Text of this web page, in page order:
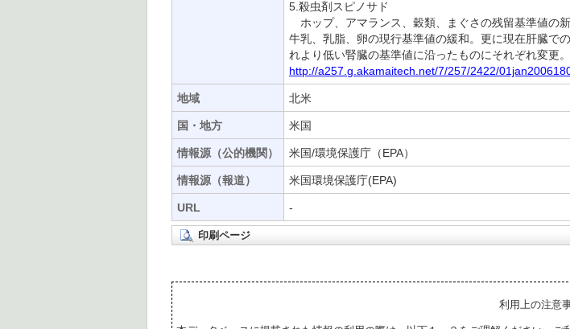
5.殺虫剤スピノサド
ホップ、アマランス、穀類、まぐさの残留基準値の
牛乳、乳脂、卵の現行基準値の緩和。更に現在肝臓で
れより低い腎臓の基準値に沿ったものにそれぞれ変更。
http://a257.g.akamaitech.net/7/257/2422/
地域 北米
国・地方 米国
情報源（公的機関） 米国/環境保護庁（EPA）
情報源（報道） 米国環境保護庁(EPA)
URL -
印刷ページ
利用上の注意